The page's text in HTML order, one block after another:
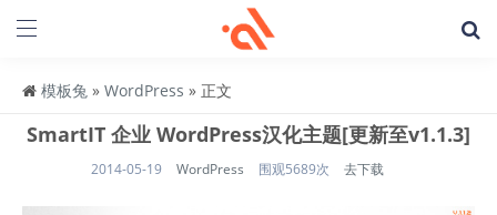
模板兔 » WordPress » 正文
SmartIT 企业 WordPress汉化主题[更新至v1.1.3]
2014-05-19 WordPress 围观5689次 去下载